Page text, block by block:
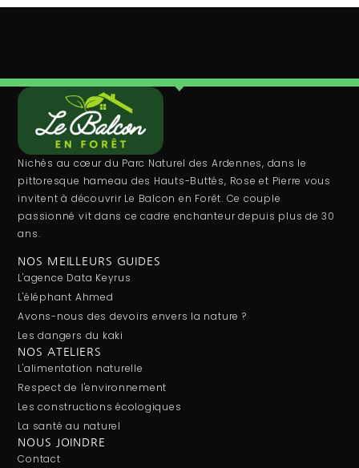
Nichés au cœur du Parc Naturel des Ardennes, dans le
pittoresque hameau des Hauts-Buttés, Rose et Pierre vous
invitent à découvrir Le Balcon en Forêt. Ce couple
passionné vit dans ce cadre enchanteur depuis plus de 30
ans.
NOS MEILLEURS GUIDES
L'agence Data Keyrus
L'éléphant Ahmed
Avons-nous des devoirs envers la nature ?
Les dangers du kaki
NOS ATELIERS
L'alimentation naturelle
Respect de l'environnement
Les constructions écologiques
La santé au naturel
NOUS JOINDRE
Contact